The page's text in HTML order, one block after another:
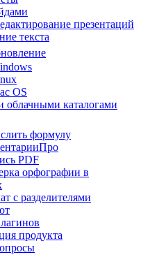
презентаций
текста
OS
облачными каталогами
формулу
PDF
орфографии в
с разделителями
продукта